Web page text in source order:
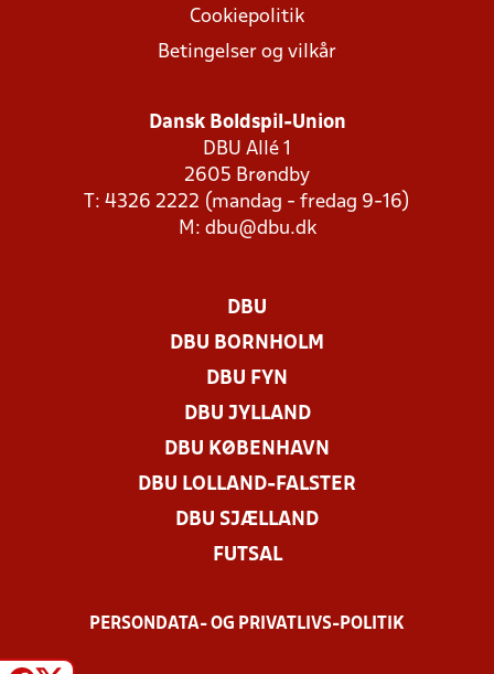
Cookiepolitik
Betingelser og vilkår
Dansk Boldspil-Union
DBU Allé 1
2605 Brøndby
T: 4326 2222 (mandag - fredag 9-16)
M: dbu@dbu.dk
DBU
DBU BORNHOLM
DBU FYN
DBU JYLLAND
DBU KØBENHAVN
DBU LOLLAND-FALSTER
DBU SJÆLLAND
FUTSAL
PERSONDATA- OG PRIVATLIVS-POLITIK